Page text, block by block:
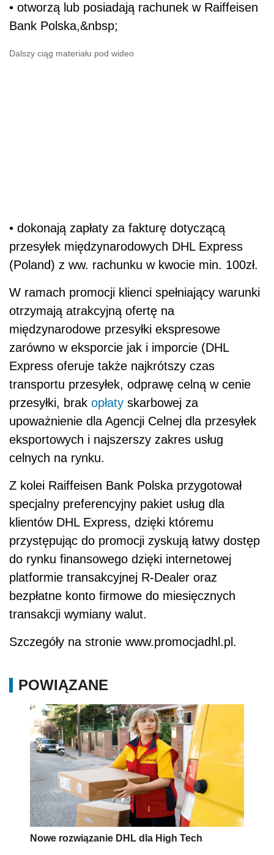
• otworzą lub posiadają rachunek w Raiffeisen
Bank Polska,&nbsp;
Dalszy ciąg materiału pod wideo
• dokonają zapłaty za fakturę dotyczącą
przesyłek międzynarodowych DHL Express
(Poland) z ww. rachunku w kwocie min. 100zł.
W ramach promocji klienci spełniający warunki
otrzymają atrakcyjną ofertę na
międzynarodowe przesyłki ekspresowe
zarówno w eksporcie jak i imporcie (DHL
Express oferuje także najkrótszy czas
transportu przesyłek, odprawę celną w cenie
przesyłki, brak opłaty skarbowej za
upoważnienie dla Agencji Celnej dla przesyłek
eksportowych i najszerszy zakres usług
celnych na rynku.
Z kolei Raiffeisen Bank Polska przygotował
specjalny preferencyjny pakiet usług dla
klientów DHL Express, dzięki któremu
przystępując do promocji zyskują łatwy dostęp
do rynku finansowego dzięki internetowej
platformie transakcyjnej R-Dealer oraz
bezpłatne konto firmowe do miesięcznych
transakcji wymiany walut.
Szczegóły na stronie www.promocjadhl.pl.
POWIĄZANE
Nowe rozwiązanie DHL dla High Tech